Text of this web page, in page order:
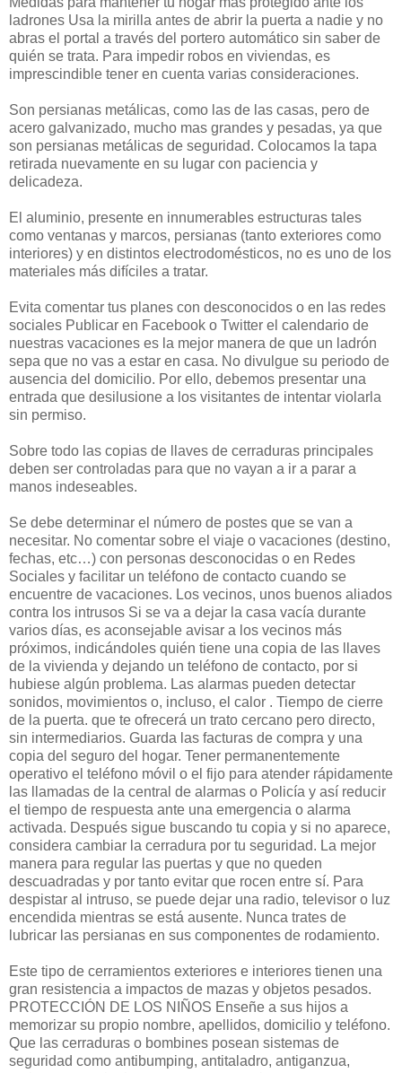
ladrones Usa la mirilla antes de abrir la puerta a nadie y no
abras el portal a través del portero automático sin saber de
quién se trata. Para impedir robos en viviendas, es
imprescindible tener en cuenta varias consideraciones.
Son persianas metálicas, como las de las casas, pero de
acero galvanizado, mucho mas grandes y pesadas, ya que
son persianas metálicas de seguridad. Colocamos la tapa
retirada nuevamente en su lugar con paciencia y
delicadeza.
El aluminio, presente en innumerables estructuras tales
como ventanas y marcos, persianas (tanto exteriores como
interiores) y en distintos electrodomésticos, no es uno de los
materiales más difíciles a tratar.
Evita comentar tus planes con desconocidos o en las redes
sociales Publicar en Facebook o Twitter el calendario de
nuestras vacaciones es la mejor manera de que un ladrón
sepa que no vas a estar en casa. No divulgue su periodo de
ausencia del domicilio. Por ello, debemos presentar una
entrada que desilusione a los visitantes de intentar violarla
sin permiso.
Sobre todo las copias de llaves de cerraduras principales
deben ser controladas para que no vayan a ir a parar a
manos indeseables.
Se debe determinar el número de postes que se van a
necesitar. No comentar sobre el viaje o vacaciones (destino,
fechas, etc…) con personas desconocidas o en Redes
Sociales y facilitar un teléfono de contacto cuando se
encuentre de vacaciones. Los vecinos, unos buenos aliados
contra los intrusos Si se va a dejar la casa vacía durante
varios días, es aconsejable avisar a los vecinos más
próximos, indicándoles quién tiene una copia de las llaves
de la vivienda y dejando un teléfono de contacto, por si
hubiese algún problema. Las alarmas pueden detectar
sonidos, movimientos o, incluso, el calor . Tiempo de cierre
de la puerta. que te ofrecerá un trato cercano pero directo,
sin intermediarios. Guarda las facturas de compra y una
copia del seguro del hogar. Tener permanentemente
operativo el teléfono móvil o el fijo para atender rápidamente
las llamadas de la central de alarmas o Policía y así reducir
el tiempo de respuesta ante una emergencia o alarma
activada. Después sigue buscando tu copia y si no aparece,
considera cambiar la cerradura por tu seguridad. La mejor
manera para regular las puertas y que no queden
descuadradas y por tanto evitar que rocen entre sí. Para
despistar al intruso, se puede dejar una radio, televisor o luz
encendida mientras se está ausente. Nunca trates de
lubricar las persianas en sus componentes de rodamiento.
Este tipo de cerramientos exteriores e interiores tienen una
gran resistencia a impactos de mazas y objetos pesados.
PROTECCIÓN DE LOS NIÑOS Enseñe a sus hijos a
memorizar su propio nombre, apellidos, domicilio y teléfono.
Que las cerraduras o bombines posean sistemas de
seguridad como antibumping, antitaladro, antiganzua,